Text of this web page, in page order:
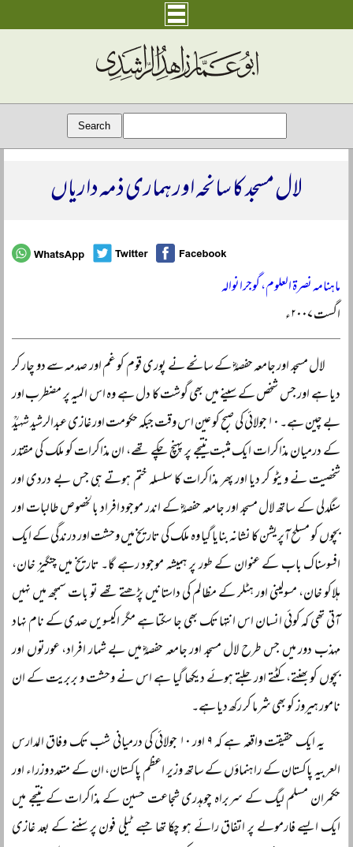
لال مسجد کا سانحہ اور ہماری ذمہ داریاں
ماہنامہ نصرۃ العلوم، گوجرانوالہ
اگست ۲۰۰۷ء
لال مسجد اور جامعہ حفصہؓ کے سانحے نے پوری قوم کو غم اور صدمہ سے دو چار کر
دیا ہے اور جس شخص کے سینے میں بھی گوشت کا دل ہے وہ اس المیہ پر مضطرب اور
بے چین ہے۔ ۱۰ جولائی کی صبح کو عین اس وقت جبکہ حکومت اور غازی عبدالرشید شہیدؒ
کے درمیان مذاکرات ایک مثبت نتیجے پر پہنچ چکے تھے، ان مذاکرات کو ملک کی مقتدر
شخصیت نے ویٹو کر دیا اور پھر مذاکرات کا سلسلہ ختم ہوتے ہی جس بے دردی اور
سنگدلی کے ساتھ لال مسجد اور جامعہ حفصہؓ کے اندر موجود افراد بالخصوص طالبات اور
بچوں کو مسلح آپریشن کا نشانہ بنایا گیا وہ ملک کی تاریخ میں وحشت اور درندگی کے ایک
افسوسناک باب کے عنوان کے طور پر ہمیشہ موجود رہے گا۔ تاریخ میں چنگیز خان،
ہلاکو خان، مسولینی اور ہٹلر کے مظالم کی داستانیں پڑھتے تھے تو بات سمجھ میں نہیں
آتی تھی کہ کوئی انسان اس انتہا تک بھی جا سکتا ہے مگر اکیسویں صدی کے نام نہاد
مہذب دور میں جس طرح لال مسجد اور جامعہ حفصہؓ میں بے شمار افراد، عورتوں اور
بچوں کو بھنتے، کٹتے اور جلتے ہوئے دیکھا گیا ہے اس نے وحشت و بربریت کے ان
نامور ہیروز کو بھی شرما کر رکھ دیا ہے۔
یہ ایک حقیقت واقعہ ہے کہ ۹ اور ۱۰ جولائی کی درمیانی شب تک وفاق المدارس
العربیہ پاکستان کے راہنماؤں کے ساتھ وزیر اعظم پاکستان، ان کے متعدد وزراء اور
حکمران مسلم لیگ کے سربراہ چوہدری شجاعت حسین کے مذاکرات کے نتیجے میں
ایک ایسے فارمولے پر اتفاق رائے ہو چکا تھا جسے ٹیلی فون پر سننے کے بعد غازی